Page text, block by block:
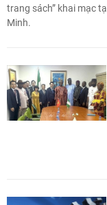
trang sách” khai mạc
Minh.